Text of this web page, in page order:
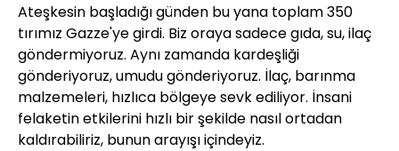
Ateşkesin başladığı günden bu yana toplam 350
tırımız Gazze'ye girdi. Biz oraya sadece gıda, su, ilaç
göndermiyoruz. Aynı zamanda kardeşliği
gönderiyoruz, umudu gönderiyoruz. İlaç, barınma
malzemeleri, hızlıca bölgeye sevk ediliyor. İnsani
felaketin etkilerini hızlı bir şekilde nasıl ortadan
kaldırabiliriz, bunun arayışı içindeyiz.